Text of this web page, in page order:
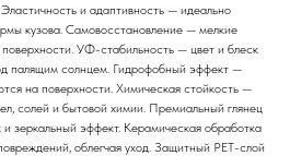
и адаптивность — идеально
кузова. Самовосстановление — мелкие
УФ-стабильность — цвет и блеск
палящим солнцем. Гидрофобный эффект —
на поверхности. Химическая стойкость —
солей и бытовой химии. Премиальный глянец
и зеркальный эффект. Керамическая обработка
облегчая уход. Защитный PET-слой